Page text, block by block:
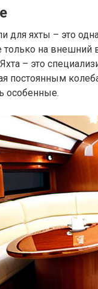
для яхты – это
на внешний
– это
постоянным
особенные.